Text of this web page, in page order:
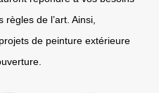
de l’art. Ainsi,
de peinture extérieure